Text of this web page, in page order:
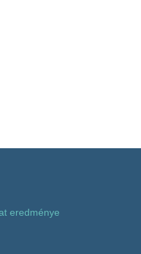
eredménye